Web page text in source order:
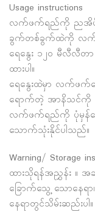
Usage instructions
လက်ဖက်ရည်ကို ညအိပ်ရ
ခွက်တစ်ခွက်ထဲကို လက်
ရေနွေး ၁၂၀ မီလီလီတ
ထားပါ။
ရေနွေးထဲမှာ လက်ဖက်
ရောက်တဲ့ အာနိသင်ကို ပို
လက်ဖက်ရည်ကို ပုံမှန်ရေ
သောက်သုံးနိုင်ပါသည်။
Warning/ Storage
ထားသိုရန်အညွှန်း ။ အ
ခြောက်သွေ့ သောနေ
နေရာတွင်သိမ်းဆည်းပါ။